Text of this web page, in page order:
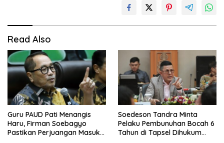
Read Also
Guru PAUD Pati Menangis
Haru, Firman Soebagyo
Pastikan Perjuangan Masuk
Soedeson Tandra Minta
Pelaku Pembunuhan Bocah 6
Tahun di Tapsel Dihukum